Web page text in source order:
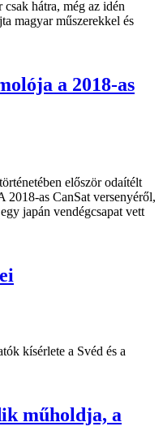
hátra, még az idén
magyar műszerekkel és
a 2018-as
először odaítélt
as CanSat versenyéről,
japán vendégcsapat vett
kísérlete a Svéd és a
műholdja, a